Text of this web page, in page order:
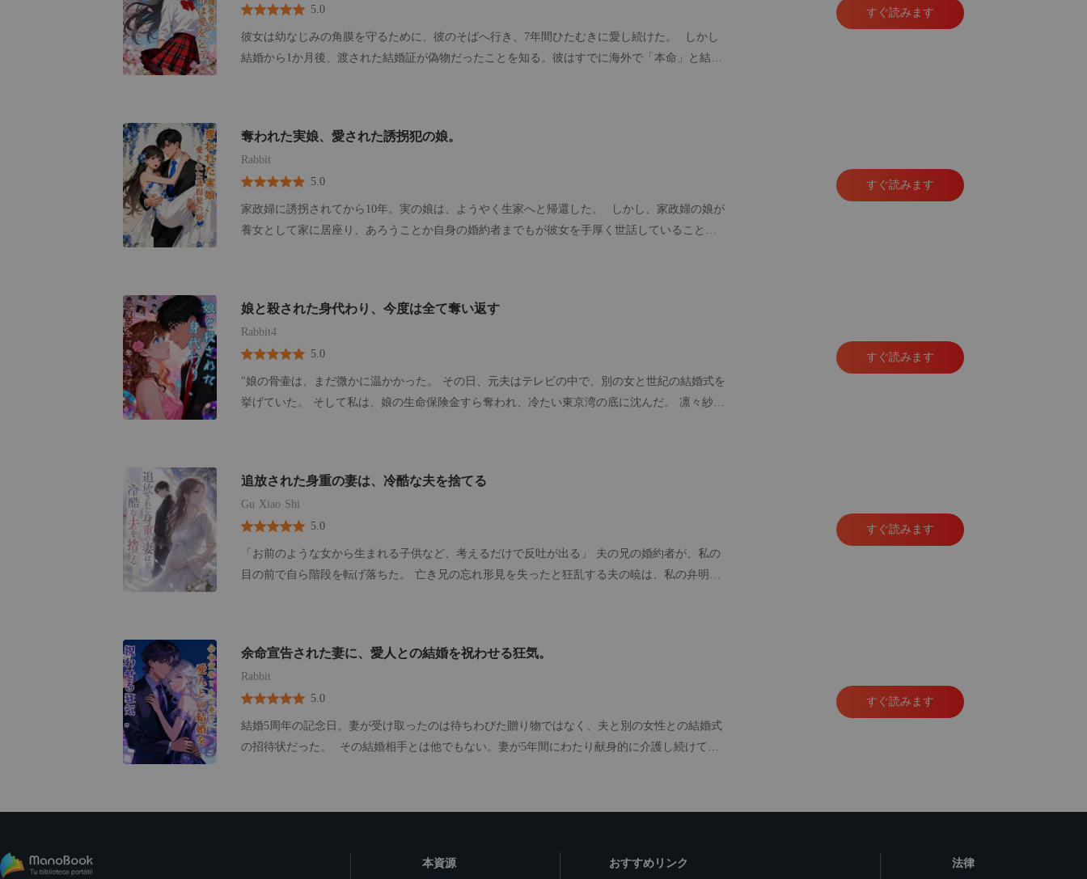
ですらあるのだと。 ただ彼は、その正確で貴重な記憶の容量を、すべて「別の人」のために捧
げていただけだったのだ。 私に関するすべての事柄など、彼は最初から心に留めてさえいなか
った。 これは、愛と裏切りが極限まで交錯する物語。 身を引き裂かれるような苦痛の果てに
見ていた。 ディアナが飢えた犬のいる檻に私を放り込むのを。 それが私の心の奥底にある恐怖
だと知っていたはずなのに。 彼は彼女が好き放題にするのを許した。 私を殴らせ、私の声を潰
すために喉に砂利を詰め込ませ、彼女の部下たちにドアで私の手を砕かせた。 男たちに囲ま
ゃくった。 「離婚したいの。そして、あいつを破滅させるのを手伝って」 彼らは、私が何者で
もない女と結婚したと思っていた。 彼らが鷹司家に宣戦布告したことなど、知る由もなかっ
た。
5.0
彼女は幼なじみの角膜を守るために、彼のそばへ行き、7年間ひたむきに愛し続けた。 しかし
結婚から1か月後、渡された結婚証が偽物だったことを知る。彼はすでに海外で「本命」と結婚
すぐ読みます
奪われた実娘、愛された誘拐犯の娘。
Rabbit
5.0
家政婦に誘拐されてから10年。実の娘は、ようやく生家へと帰還した。 しかし、家政婦の娘が
養女として家に居座り、あろうことか自身の婚約者までもが彼女を手厚く世話していることを
すぐ読みます
娘と殺された身代わり、今度は全て奪い返す
Rabbit4
5.0
"娘の骨壷は、まだ微かに温かかった。 その日、元夫はテレビの中で、別の女と世紀の結婚式を
挙げていた。 そして私は、娘の生命保険金すら奪われ、冷たい東京湾の底に沈んだ。 凛々紗
る」 再び目を開けると、そこは満開の桜が舞う高校の教室だった。 「――この騒動を誘発した
松島沙耶香については、本日付で普通クラスへの降級処分とする」 教師の冷たい声と、クラス
メイトたちの嘲笑が降り注ぐ。 それは、すべての屈辱が始まった、あの日の朝だった。"
すぐ読みます
追放された身重の妻は、冷酷な夫を捨てる
Gu Xiao Shi
5.0
「お前のような女から生まれる子供など、考えるだけで反吐が出る」 夫の兄の婚約者が、私の
目の前で自ら階段を転げ落ちた。 亡き兄の忘れ形見を失ったと狂乱する夫の暁は、私の弁明な
絶えな娘を救うため、最後の尊厳を捨てて彼に電話をかけた。 「子供を産んだの！暁さんの子
供よ！お願い、お金を……！」 しかし、電話に出たのはあの女だった。 「暁さんならシャワー
を浴びているわ。誰の種とも分からない子を、彼が認めるわけないでしょう？」 愛する人に完
全に見殺しにされた私は、娘のミルクを盗んで警察に捕まるほど落ちぶれ、地獄の底を這いず
り回って生き延びた。 あの日、ニューヨークの凍てつく夜の中で、私の彼への愛は完全に死ん
すぐ読みます
余命宣告された妻に、愛人との結婚を祝わせる狂気。
Rabbit
5.0
結婚5周年の記念日。妻が受け取ったのは待ちわびた贈り物ではなく、夫と別の女性との結婚式
の招待状だった。 その結婚相手とは他でもない。妻が5年間にわたり献身的に介護し続けてき
れると信じて疑わない、確信に満ちた期待が浮かんでいた。 それを見た妻は手元のスマートフ
た。妻がこれほどあっさりと承諾した理由が、自身がすでに末期の脳腫瘍であると宣告されて
いたからだということを。そして今日という日が、彼にとって生涯で最も後悔する一日になる
すぐ読みます
本資源 おすすめリンク 法律